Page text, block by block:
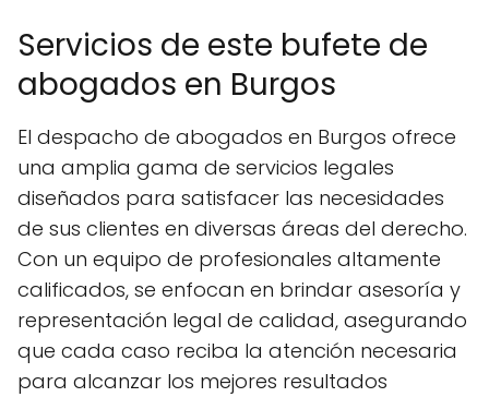
Servicios de este bufete de
abogados en Burgos
El despacho de abogados en Burgos ofrece
una amplia gama de servicios legales
diseñados para satisfacer las necesidades
de sus clientes en diversas áreas del derecho.
Con un equipo de profesionales altamente
calificados, se enfocan en brindar asesoría y
representación legal de calidad, asegurando
que cada caso reciba la atención necesaria
para alcanzar los mejores resultados